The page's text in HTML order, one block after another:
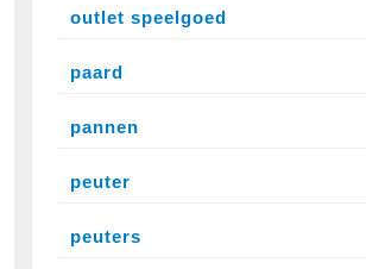
outlet speelgoed
paard
pannen
peuter
peuters